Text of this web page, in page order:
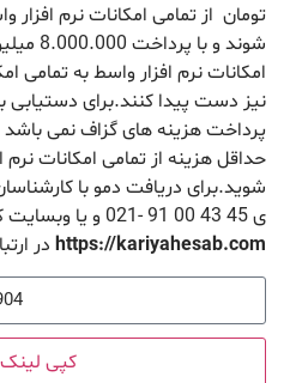
تومان از تمامی امکانات نرم افزار
شوند و
امکانات نرم افزار واسط به تمامی
نیز دست پیدا کنند.برای دستیابی
پرداخت هزینه های گزاف نمی باشد
حداقل هزینه از تمامی امکانات نرم
شوید.برای دریافت دمو با
ی 45 43 00 91 -021 و یا وبسایت کاریا حساب به نشانی
https://kariyahesab.com در
کپی